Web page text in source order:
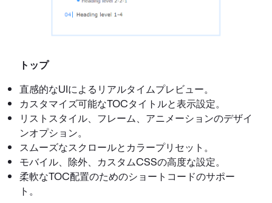
トップ
直感的なUIによるリアルタイムプレビュー。
カスタマイズ可能なTOCタイトルと表示設定。
リストスタイル、フレーム、アニメーションのデザイ
ンオプション。
スムーズなスクロールとカラープリセット。
モバイル、除外、カスタムCSSの高度な設定。
柔軟なTOC配置のためのショートコードのサポー
ト。